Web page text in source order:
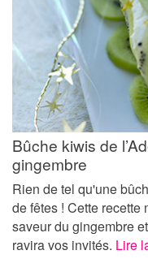
Bûche kiwis de
gingembre
Rien de tel qu'une
de fêtes ! Cette
saveur du gingembre
ravira vos invités. Lire